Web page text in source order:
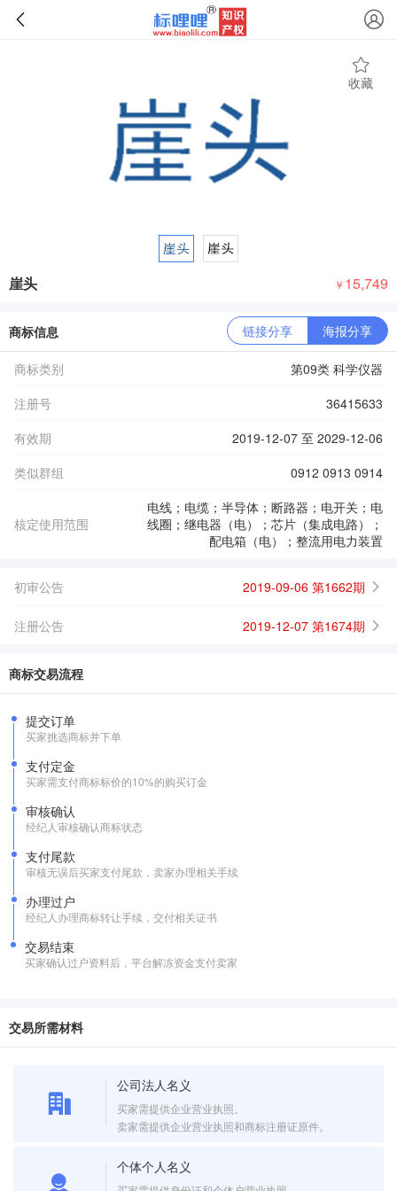
收藏
崖头 ￥ 15,749
商标信息 链接分享 海报分享
商标类别
第09类 科学仪器
注册号
36415633
有效期
2019-12-07 至 2029-12-06
类似群组
0912 0913 0914
核定使用范围
电线；电缆；半导体；断路器；电开关；电
线圈；继电器（电）；芯片（集成电路）；
配电箱（电）；整流用电力装置
初审公告 2019-09-06 第1662期
注册公告 2019-12-07 第1674期
商标交易流程
提交订单
买家挑选商标并下单
支付定金
买家需支付商标标价的10%的购买订金
审核确认
经纪人审核确认商标状态
支付尾款
审核无误后买家支付尾款，卖家办理相关手续
办理过户
经纪人办理商标转让手续，交付相关证书
交易结束
买家确认过户资料后，平台解冻资金支付卖家
交易所需材料
公司法人名义
买家需提供企业营业执照。
卖家需提供企业营业执照和商标注册证原件。
个体个人名义